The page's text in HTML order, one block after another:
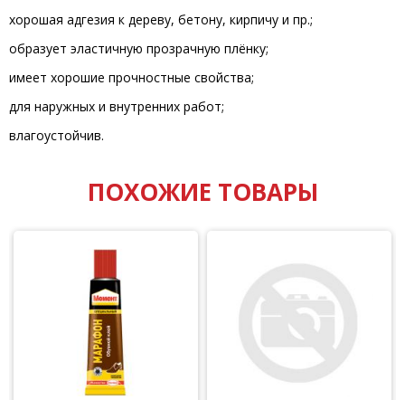
хорошая адгезия к дереву, бетону, кирпичу и пр.;
образует эластичную прозрачную плёнку;
имеет хорошие прочностные свойства;
для наружных и внутренних работ;
влагоустойчив.
ПОХОЖИЕ ТОВАРЫ